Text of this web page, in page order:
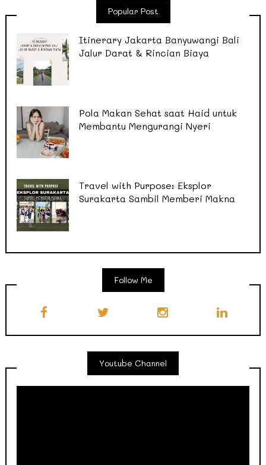
Popular Post
Itinerary Jakarta Banyuwangi Bali
Jalur Darat & Rincian Biaya
Pola Makan Sehat saat Haid untuk
Membantu Mengurangi Nyeri
Travel with Purpose: Eksplor
Surakarta Sambil Memberi Makna
Follow Me
Youtube Channel